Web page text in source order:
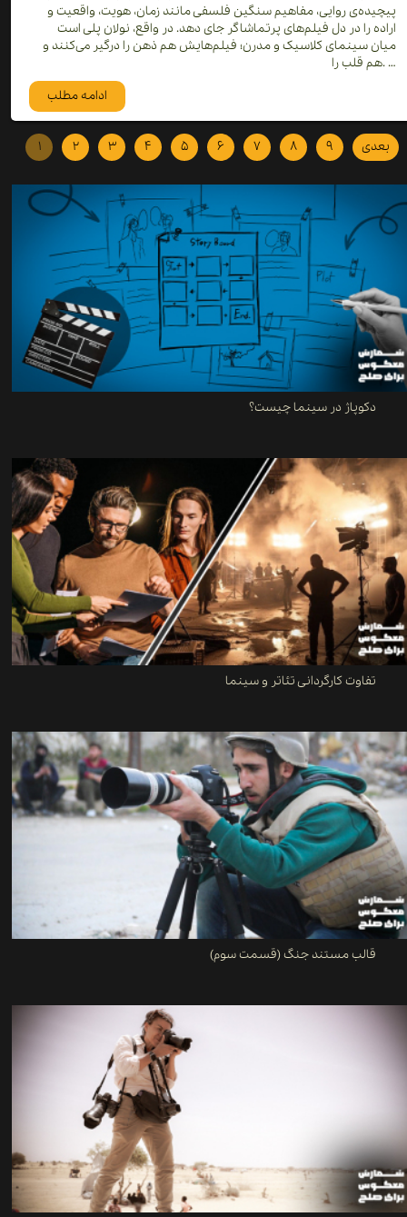
پیچیده‌ی روایی، مفاهیم سنگین فلسفی مانند زمان، هویت، واقعیت و
اراده را در دل فیلم‌های پرتماشاگر جای دهد. در واقع، نولان پلی است
میان سینمای کلاسیک و مدرن؛ فیلم‌هایش هم ذهن را درگیر می‌کنند و
هم قلب را. …
ادامه مطلب
۱ ۲ ۳ ۴ ۵ ۶ ۷ ۸ ۹ بعدی
دکوپاژ در سینما چیست؟
تفاوت کارگردانی تئاتر و سینما
قالب مستند جنگ (قسمت سوم)